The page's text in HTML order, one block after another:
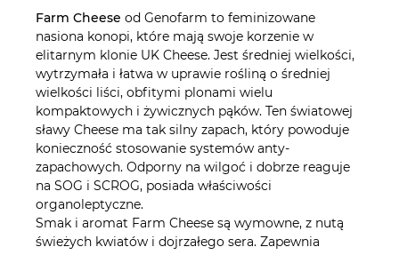
Farm Cheese od Genofarm to feminizowane
nasiona konopi, które mają swoje korzenie w
elitarnym klonie UK Cheese. Jest średniej wielkości,
wytrzymała i łatwa w uprawie rośliną o średniej
wielkości liści, obfitymi plonami wielu
kompaktowych i żywicznych pąków. Ten światowej
sławy Cheese ma tak silny zapach, który powoduje
konieczność stosowanie systemów anty-
zapachowych. Odporny na wilgoć i dobrze reaguje
na SOG i SCROG, posiada właściwości
organoleptyczne.
Smak i aromat Farm Cheese są wymowne, z nutą
świeżych kwiatów i dojrzałego sera. Zapewnia